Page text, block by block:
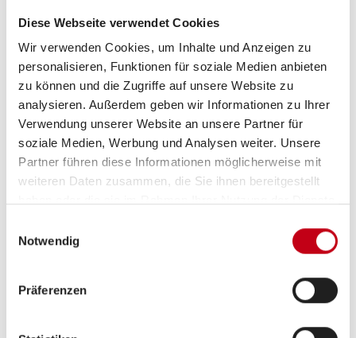
Diese Webseite verwendet Cookies
Wir verwenden Cookies, um Inhalte und Anzeigen zu
personalisieren, Funktionen für soziale Medien anbieten
zu können und die Zugriffe auf unsere Website zu
analysieren. Außerdem geben wir Informationen zu Ihrer
Verwendung unserer Website an unsere Partner für
soziale Medien, Werbung und Analysen weiter. Unsere
Partner führen diese Informationen möglicherweise mit
weiteren Daten zusammen, die Sie ihnen bereitgestellt
Notwendig
Präferenzen
Betten
Einzelbett, Doppelbett
längs
Tag